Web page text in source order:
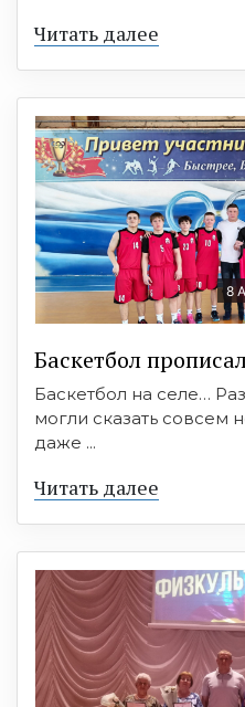
Читать далее
8
Баскетбол
Баскетбол на селе…
могли сказать совсем
даже ...
Читать далее